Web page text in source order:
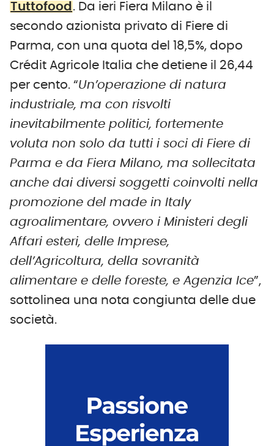
Tuttofood . Da ieri Fiera Milano è il
secondo azionista privato di Fiere di
Parma, con una quota del 18,5%, dopo
Crédit Agricole Italia che detiene il 26,44
per cento. “Un’operazione di natura
industriale, ma con risvolti
inevitabilmente politici, fortemente
voluta non solo da tutti i soci di Fiere di
Parma e da Fiera Milano, ma sollecitata
anche dai diversi soggetti coinvolti nella
promozione del made in Italy
agroalimentare, ovvero i Ministeri degli
Affari esteri, delle Imprese,
dell’Agricoltura, della sovranità
alimentare e delle foreste, e Agenzia Ice”,
sottolinea una nota congiunta delle due
società.